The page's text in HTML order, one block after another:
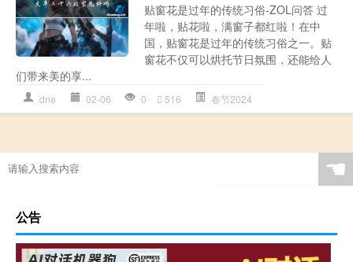
贴窗花是过年的传统习俗-ZOL问答 过
年啦，贴花啦，满窗子都红啦！在中
国，贴窗花是过年的传统习俗之一。贴
窗花不仅可以烘托节日氛围，还能给人
们带来美的享...
dne 02-06 0 516 春节2024
☚
公告